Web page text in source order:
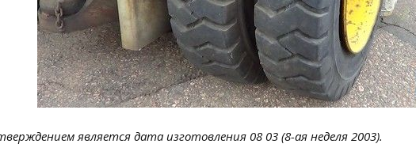
является дата изготовления 08 03 (8-ая неделя 2003).